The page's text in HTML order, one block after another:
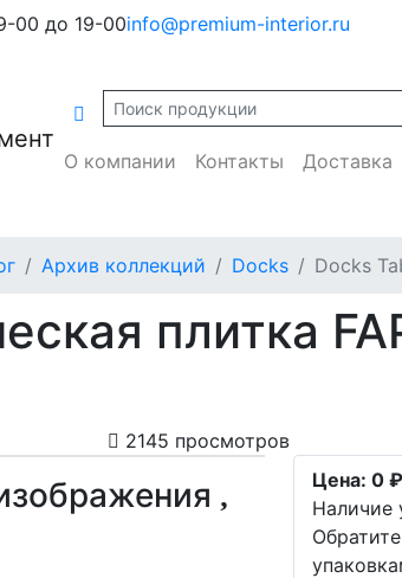
00 до 19-00info@premium-interior.ru
О компании Контакты Доставка
Архив коллекций Docks Docks
плитка
2145 просмотров
Цена: 0
Наличие